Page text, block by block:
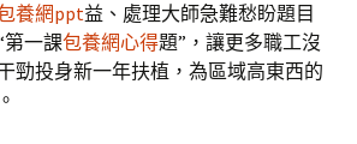
養網ppt益、處理大師急難愁盼題目
第一課包養網心得題”，讓更多職工沒
勁投身新一年扶植，為區域高東西的